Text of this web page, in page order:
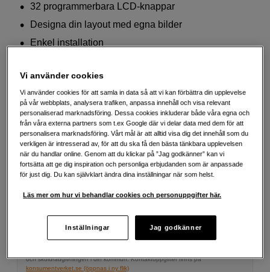
32 programmerbara LCD-knappar
Designa din layout med egna bilder
Enkel installation
2 490 SEK
Lägg i kundvagn
Exempel: 48 mån, 108 SEK/mån, totalt 5 763 SEK, effektiv ränta 10,45 %
Att låna kostar pengar! Om du inte kan betala tillbaka skulden i tid
riskerar du en betalningsanmärkning. Det kan leda till svårigheter att få hyra
och skuldrådgivningen i din kommun. Kontaktuppgifter finns på
konsumentverket.se (öppnas i ny flik)
Vi använder cookies
Vi använder cookies för att samla in data så att vi kan förbättra din upplevelse
på vår webbplats, analysera trafiken, anpassa innehåll och visa relevant
personaliserad marknadsföring. Dessa cookies inkluderar både våra egna och
från våra externa partners som t.ex Google där vi delar data med dem för att
personalisera marknadsföring. Vårt mål är att alltid visa dig det innehåll som du
verkligen är intresserad av, för att du ska få den bästa tänkbara upplevelsen
när du handlar online. Genom att du klickar på ”Jag godkänner” kan vi
fortsätta att ge dig inspiration och personliga erbjudanden som är anpassade
för just dig. Du kan självklart ändra dina inställningar när som helst.
Läs mer om hur vi behandlar cookies och personuppgifter här.
Inställningar Jag godkänner